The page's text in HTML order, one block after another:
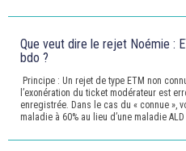
Que veut dire le rejet Noémie :
bdo ?
Principe : Un rejet de type ETM non
l’exonération du ticket modérateur est
enregistrée. Dans le cas du « connue »,
maladie à 60% au lieu d’une maladie